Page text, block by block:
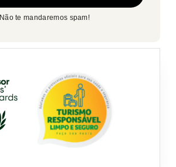
Não te mandaremos spam!